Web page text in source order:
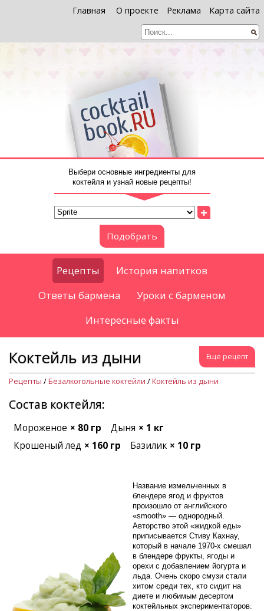
Главная О проекте Реклама Карта сайта
Выбери основные ингредиенты для
коктейля и узнай новые рецепты!
+
Подобрать
Рецепты
История напитков
Ответы бармена
Уроки с барменом
Интересные факты
Еще рецепт
Коктейль из дыни
Рецепты /Безалкогольные коктейли /Коктейль из дыни
Состав коктейля:
Мороженое × 80 гр Дыня × 1 кг
Крошеный лед × 160 гр Базилик × 10 гр
Название измельченных в
блендере ягод и фруктов
произошло от английского
«smooth» — однородный.
Авторство этой «жидкой еды»
приписывается Стиву Кахнау,
который в начале 1970-х смешал
в блендере фрукты, ягоды и
орехи с добавлением йогурта и
льда. Очень скоро смузи стали
хитом среди тех, кто сидит на
диете и любимым десертом
коктейльных экспериментаторов.